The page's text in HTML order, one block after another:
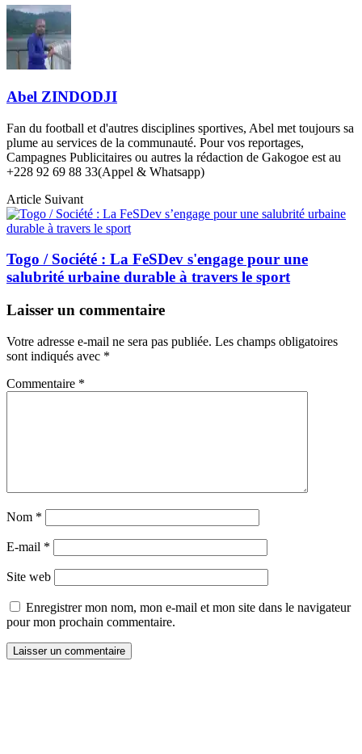
Abel ZINDODJI
Fan du football et d'autres disciplines sportives, Abel met toujours sa
plume au services de la communauté. Pour vos reportages,
Campagnes Publicitaires ou autres la rédaction de Gakogoe est au
+228 92 69 88 33(Appel & Whatsapp)
Article Suivant
Togo / Société : La FeSDev s'engage pour une
salubrité urbaine durable à travers le sport
Laisser un commentaire
Votre adresse e-mail ne sera pas publiée. Les champs obligatoires
sont indiqués avec *
Commentaire *
Nom *
E-mail *
Site web
Enregistrer mon nom, mon e-mail et mon site dans le navigateur
pour mon prochain commentaire.